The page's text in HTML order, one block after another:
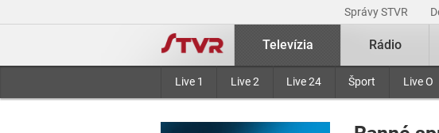
Správy STVR
Televízia
Live 1 Live 2 Live 24 Šport Live O
Rádio